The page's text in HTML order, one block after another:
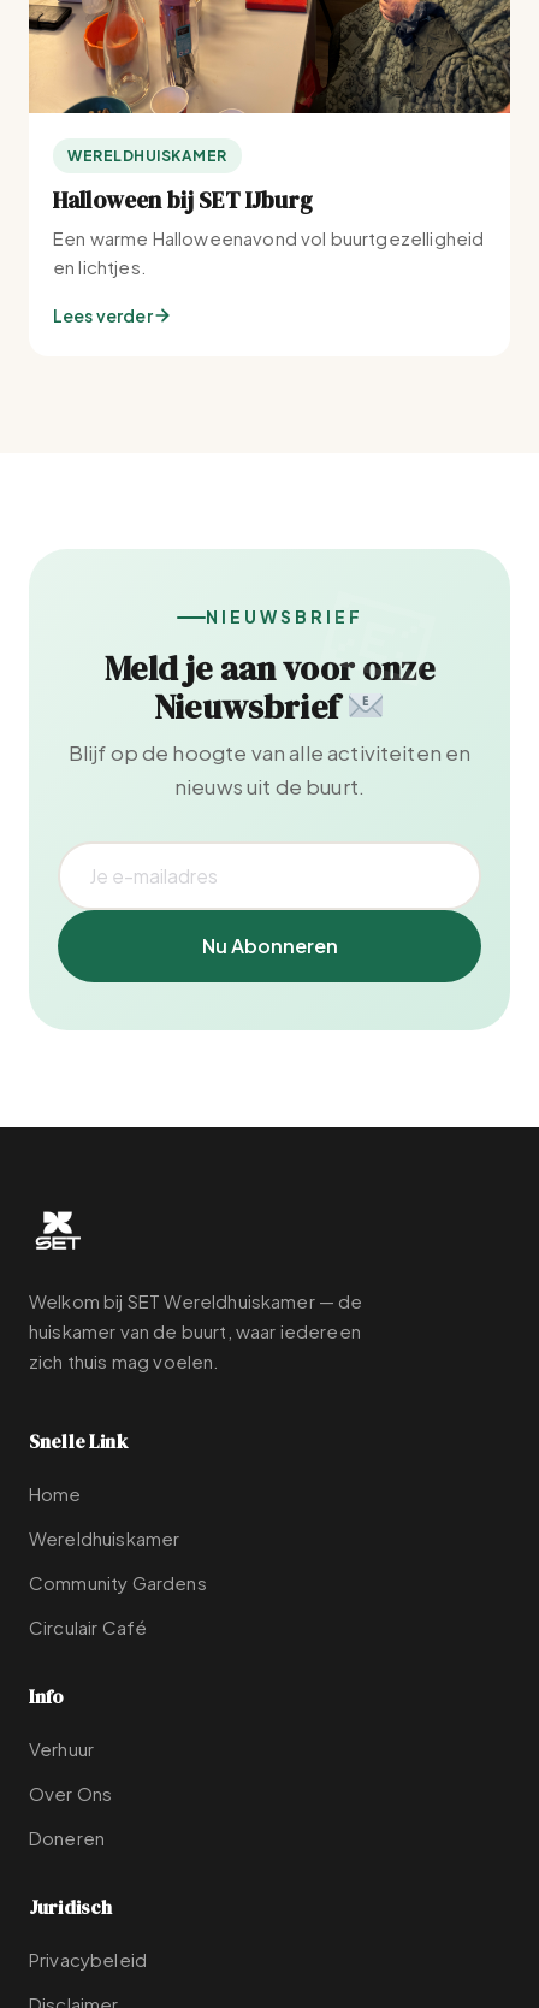
WERELDHUISKAMER
Halloween bij SET IJburg
Een warme Halloweenavond vol buurtgezelligheid
en lichtjes.
Lees verder
NIEUWSBRIEF
Meld je aan voor onze
Nieuwsbrief
Blijf op de hoogte van alle activiteiten en
nieuws uit de buurt.
Nu Abonneren
Welkom bij SET Wereldhuiskamer — de
huiskamer van de buurt, waar iedereen
zich thuis mag voelen.
Snelle Link
Home
Wereldhuiskamer
Community Gardens
Circulair Café
Info
Verhuur
Over Ons
Doneren
Juridisch
Privacybeleid